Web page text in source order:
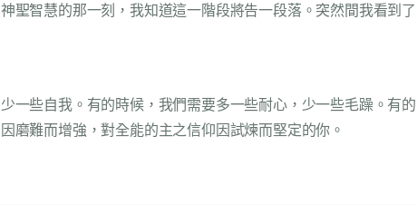
聖智慧的那一刻，我知道這一階段將告一段落。突然間我看到了
一些自我。有的時候，我們需要多一些耐心，少一些毛躁。有的
磨難而增強，對全能的主之信仰因試煉而堅定的你。